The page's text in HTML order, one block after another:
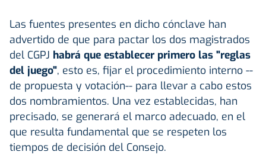
Las fuentes presentes en dicho cónclave han
advertido de que para pactar los dos magistrados
del CGPJ habrá que establecer primero las "reglas
del juego", esto es, fijar el procedimiento interno --
de propuesta y votación-- para llevar a cabo estos
dos nombramientos. Una vez establecidas, han
precisado, se generará el marco adecuado, en el
que resulta fundamental que se respeten los
tiempos de decisión del Consejo.